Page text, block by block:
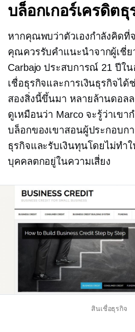
บล็อกเกอร์เครดิตธุ
หากคุณพบว่าตัวเองกำลังคิดที่
คุณควรรับคำแนะนำจากผู้เชี่
Carbajo ประสบการณ์ 21 ปีใ
เชื่อธุรกิจและการเงินธุรกิจไ
สองสิ่งนี้ขึ้นมา หลายล้านดอล
ดูเหมือนว่า Marco จะรู้ว่าเขา
บล็อกของเขาสอนผู้ประกอบกา
ธุรกิจและรับเงินทุนโดยไม่ทำ
บุคคลตกอยู่ในความเสี่ยง
สินเชื่อธุรกิจ